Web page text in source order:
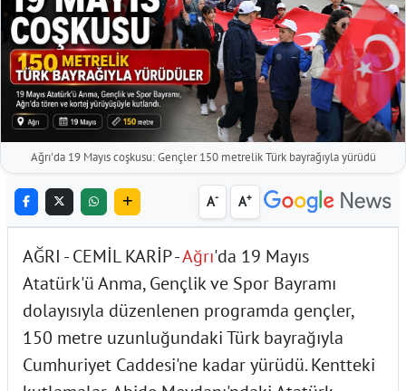
Ağrı'da 19 Mayıs coşkusu: Gençler 150 metrelik Türk bayrağıyla yürüdü
A- A+
AĞRI - CEMİL KARİP -Ağrı'da 19 Mayıs
Atatürk'ü Anma, Gençlik ve Spor Bayramı
dolayısıyla düzenlenen programda gençler,
150 metre uzunluğundaki Türk bayrağıyla
Cumhuriyet Caddesi'ne kadar yürüdü. Kentteki